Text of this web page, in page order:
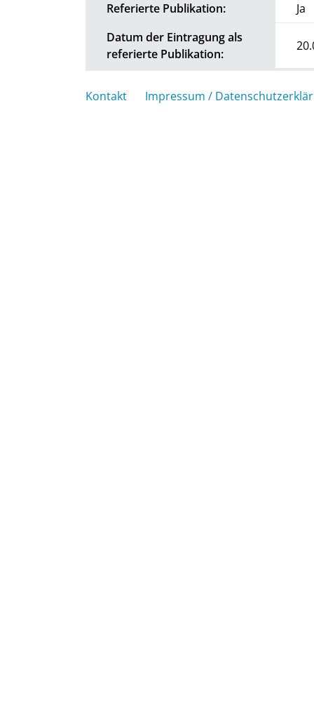
Referierte Publikation:
Ja
Datum der Eintragung als
referierte Publikation:
Kontakt Impressum /